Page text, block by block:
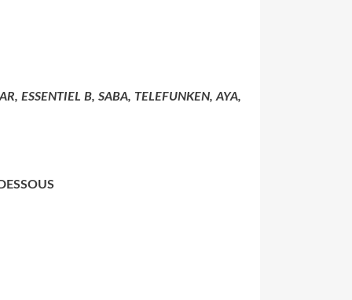
ESSENTIEL B, SABA, TELEFUNKEN, AYA,